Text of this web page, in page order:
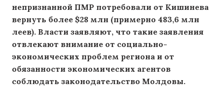
непризнанной ПМР потребовали от Кишинева
вернуть более $28 млн (примерно 483,6 млн
леев). Власти заявляют, что такие заявления
отвлекают внимание от социально-
экономических проблем региона и от
обязанности экономических агентов
соблюдать законодательство Молдовы.